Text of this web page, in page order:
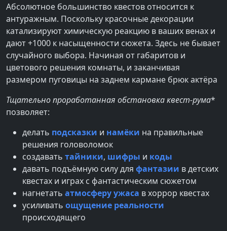
Абсолютное большинство квестов относится к
антуражным. Поскольку красочные декорации
катализируют химическую реакцию в ваших венах и
дают +1000 к насыщенности сюжета. Здесь не бывает
случайного выбора. Начиная от габаритов и
цветового решения комнаты, и заканчивая
размером пуговицы на заднем кармане брюк актёра
Тщательно проработанная обстановка квест-рума*
позволяет:
делать подсказки и намёки на правильные
решения головоломок
создавать тайники, шифры и коды
давать подъёмную силу для фантазии в детских
квестах и играх с фантастическим сюжетом
нагнетать атмосферу ужаса в хоррор квестах
усиливать ощущение реальности
происходящего